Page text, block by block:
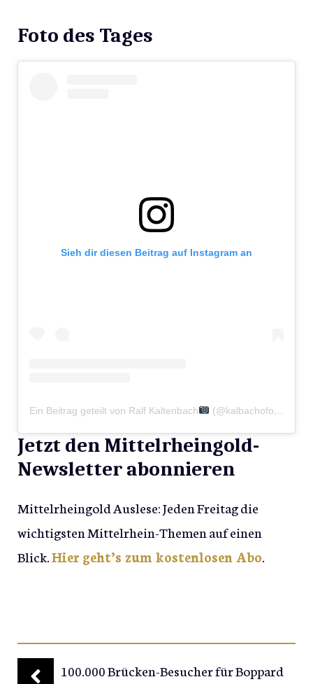
Foto des Tages
Sieh dir diesen Beitrag auf Instagram an
Ein Beitrag geteilt von Ralf Kaltenbach (@kalbachofoto)
Jetzt den Mittelrheingold-
Newsletter abonnieren
Mittelrheingold Auslese: Jeden Freitag die
wichtigsten Mittelrhein-Themen auf einen
Blick.Hier geht’s zum kostenlosen Abo.
100.000 Brücken-Besucher für Boppard